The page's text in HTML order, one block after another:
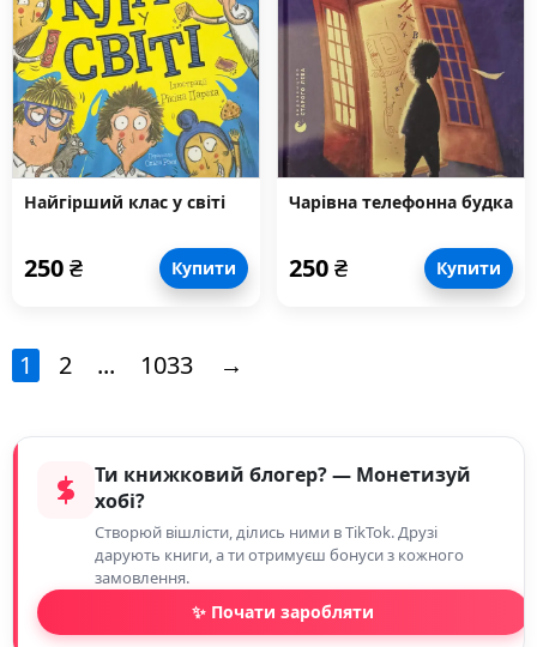
Найгірший клас у світі
250₴ Купити
Чарівна телефонна будка
250₴ Купити
1 2 ... 1033 →
Ти книжковий блогер? — Монетизуй
хобі?
Створюй вішлісти, ділись ними в TikTok. Друзі
дарують книги, а ти отримуєш бонуси з кожного
замовлення.
✨ Почати заробляти